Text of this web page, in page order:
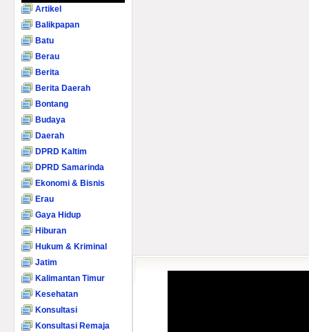
Artikel
Balikpapan
Batu
Berau
Berita
Berita Daerah
Bontang
Budaya
Daerah
DPRD Kaltim
DPRD Samarinda
Ekonomi & Bisnis
Erau
Gaya Hidup
Hiburan
Hukum & Kriminal
Jatim
Kalimantan Timur
Kesehatan
Konsultasi
Konsultasi Remaja